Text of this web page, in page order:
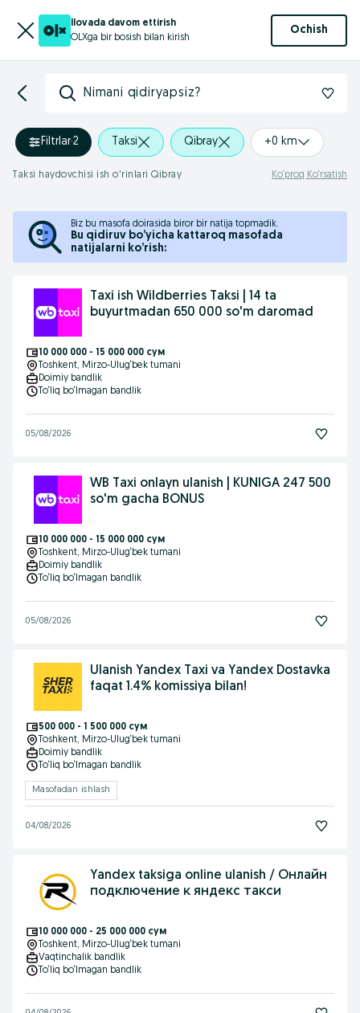
Ilovada davom ettirish
OLXga bir bosish bilan kirish
Ochish
Nimani qidiryapsiz?
Filtrlar·2 Taksi Qibray +0 km
Taksi haydovchisi ish o'rinlari Qibray Ko‘proq Ko‘rsatish
Biz bu masofa doirasida biror bir natija topmadik.
Bu qidiruv bo’yicha kattaroq masofada
natijalarni ko’rish:
Taxi ish Wildberries Taksi | 14 ta
buyurtmadan 650 000 so'm daromad
10 000 000 - 15 000 000 сум
Toshkent, Mirzo-Ulug‘bek tumani
Doimiy bandlik
To‘liq bo‘lmagan bandlik
05/08/2026
WB Taxi onlayn ulanish | KUNIGA 247 500
so'm gacha BONUS
10 000 000 - 15 000 000 сум
Toshkent, Mirzo-Ulug‘bek tumani
Doimiy bandlik
To‘liq bo‘lmagan bandlik
05/08/2026
Ulanish Yandex Taxi va Yandex Dostavka
faqat 1.4% komissiya bilan!
500 000 - 1 500 000 сум
Toshkent, Mirzo-Ulug‘bek tumani
Doimiy bandlik
To‘liq bo‘lmagan bandlik
Masofadan ishlash
04/08/2026
Yandex taksiga online ulanish / Онлайн
подключение к яндекс такси
10 000 000 - 25 000 000 сум
Toshkent, Mirzo-Ulug‘bek tumani
Vaqtinchalik bandlik
To‘liq bo‘lmagan bandlik